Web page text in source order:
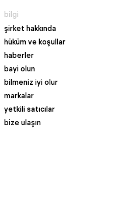
bilgi
şirket hakkında
hüküm ve koşullar
haberler
bayi olun
bilmeniz iyi olur
markalar
yetkili satıcılar
bize ulaşın